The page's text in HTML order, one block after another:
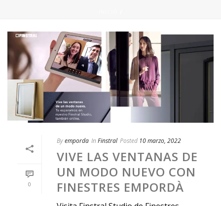
0
Byemporda In Finstral Posted 10 marzo, 2022
VIVE LAS VENTANAS DE
UN MODO NUEVO CON
FINESTRES EMPORDÀ